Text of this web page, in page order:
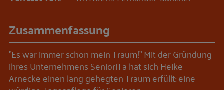
Zusammenfassung
"Es war immer schon mein Traum!" Mit der Gründung
ihres Unternehmens SenioriTa hat sich Heike
Arnecke einen lang gehegten Traum erfüllt: eine